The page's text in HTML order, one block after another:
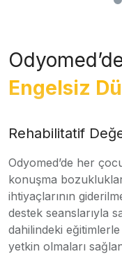
Engelsiz
Rehabilitatif
Odyomed’de her
konuşma
ihtiyaçlarının
destek seanslarıyla
dahilindeki
yetkin olmaları